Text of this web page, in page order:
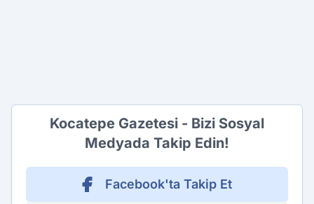
Kocatepe Gazetesi - Bizi Sosyal
Medyada Takip Edin!
Facebook'ta Takip Et